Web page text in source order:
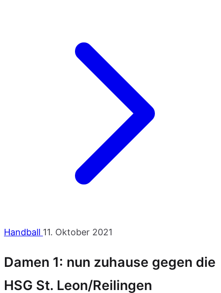
Handball 11. Oktober 2021
Damen 1: nun zuhause gegen die
HSG St. Leon/Reilingen